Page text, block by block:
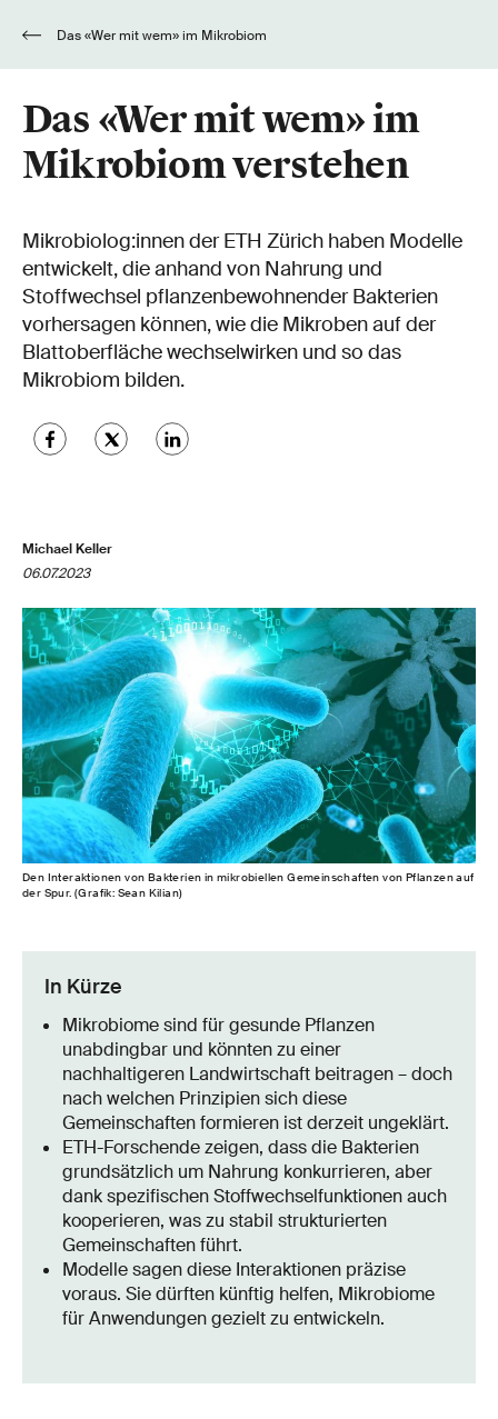
Das «Wer mit wem» im
Mikrobiom verstehen
Mikrobiolog:innen der ETH Zürich haben Modelle
entwickelt, die anhand von Nahrung und
Stoffwechsel pflanzenbewohnender Bakterien
vorhersagen können, wie die Mikroben auf der
Blattoberfläche wechselwirken und so das
Mikrobiom bilden.
Michael Keller
06.07.2023
Den Interaktionen von Bakterien in mikrobiellen Gemeinschaften von Pflanzen auf
der Spur. (Grafik: Sean Kilian)
In Kürze
Mikrobiome sind für gesunde Pflanzen
unabdingbar und könnten zu einer
nachhaltigeren Landwirtschaft beitragen – doch
nach welchen Prinzipien sich diese
Gemeinschaften formieren ist derzeit ungeklärt.
ETH-Forschende zeigen, dass die Bakterien
grundsätzlich um Nahrung konkurrieren, aber
dank spezifischen Stoffwechselfunktionen auch
kooperieren, was zu stabil strukturierten
Gemeinschaften führt.
Modelle sagen diese Interaktionen präzise
voraus. Sie dürften künftig helfen, Mikrobiome
für Anwendungen gezielt zu entwickeln.